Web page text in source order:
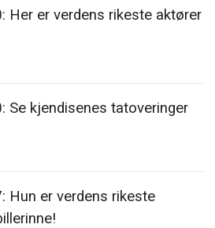
Her er verdens rikeste aktører
Se kjendisenes tatoveringer
Hun er verdens rikeste